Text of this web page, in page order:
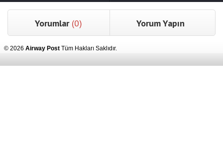
Yorumlar (0) Yorum Yapın
© 2026 Airway Post Tüm Hakları Saklıdır.